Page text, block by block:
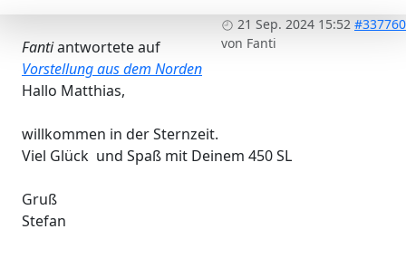
21 Sep. 2024 15:52 #337760
von Fanti
Fantiantwortete auf
Vorstellung aus dem Norden
Hallo Matthias,
willkommen in der Sternzeit.
Viel Glück und Spaß mit Deinem 450 SL
Gruß
Stefan